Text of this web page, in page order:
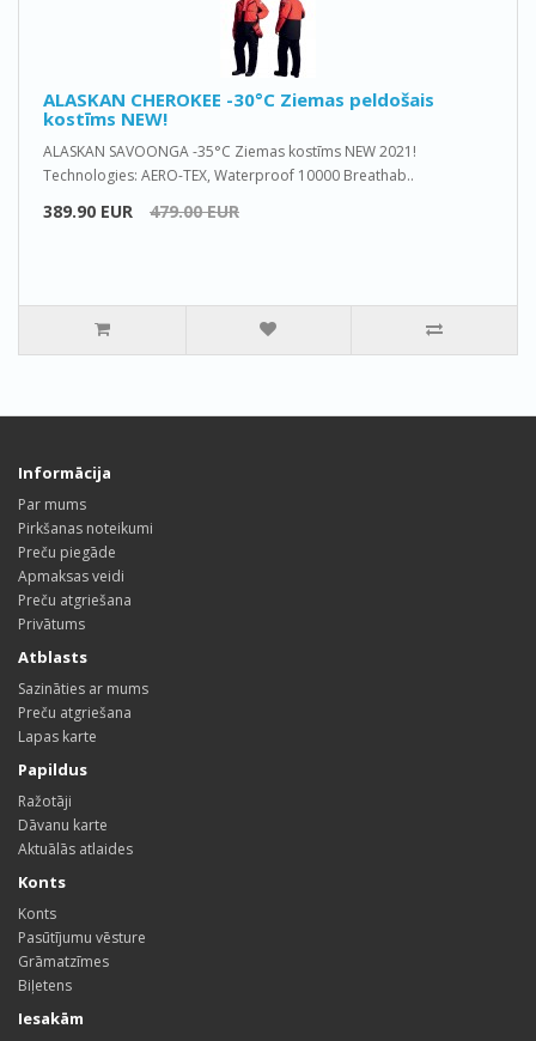
ALASKAN CHEROKEE -30°C Ziemas peldošais
kostīms NEW!
ALASKAN SAVOONGA -35°C Ziemas kostīms NEW 2021!
Technologies: AERO-TEX, Waterproof 10000 Breathab..
389.90 EUR 479.00 EUR
Informācija
Par mums
Pirkšanas noteikumi
Preču piegāde
Apmaksas veidi
Preču atgriešana
Privātums
Atblasts
Sazināties ar mums
Preču atgriešana
Lapas karte
Papildus
Ražotāji
Dāvanu karte
Aktuālās atlaides
Konts
Konts
Pasūtījumu vēsture
Grāmatzīmes
Biļetens
Iesakām